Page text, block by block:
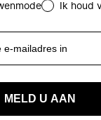
Ik houd
MELD U AAN